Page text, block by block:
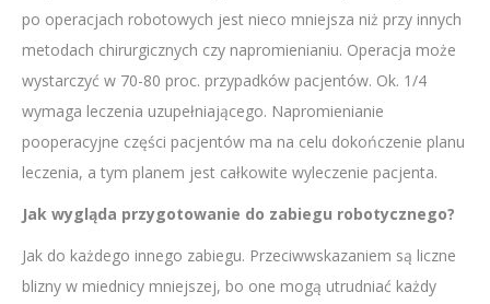
po operacjach robotowych jest nieco mniejsza niż przy innych
metodach chirurgicznych czy napromienianiu. Operacja może
wystarczyć w 70-80 proc. przypadków pacjentów. Ok. 1/4
wymaga leczenia uzupełniającego. Napromienianie
pooperacyjne części pacjentów ma na celu dokończenie planu
leczenia, a tym planem jest całkowite wyleczenie pacjenta.
Jak wygląda przygotowanie do zabiegu robotycznego?
Jak do każdego innego zabiegu. Przeciwwskazaniem są liczne
blizny w miednicy mniejszej, bo one mogą utrudniać każdy